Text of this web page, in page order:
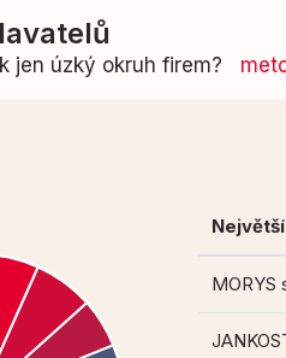
jen úzký okruh firem?
MORYS